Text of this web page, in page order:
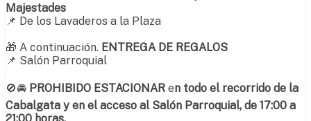
Majestades
📌 De los Lavaderos a la Plaza
🎁 A continuación. ENTREGA DE REGALOS
📌 Salón Parroquial
🚫🚘 PROHIBIDO ESTACIONAR en todo el recorrido de la
Cabalgata y en el acceso al Salón Parroquial, de 17:00 a